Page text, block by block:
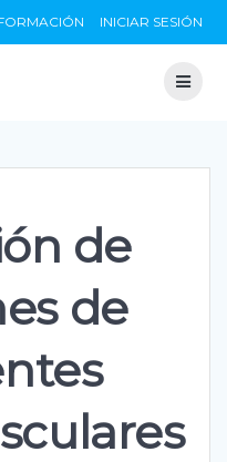
INICIAR SESIÓN
de
de